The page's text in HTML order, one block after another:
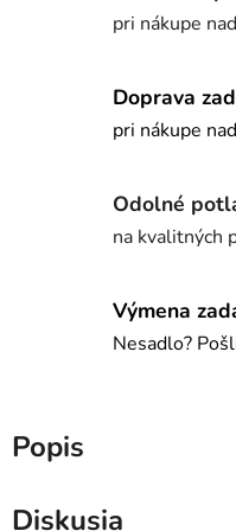
pri nákupe
Doprava
pri nákupe nad
Odolné
na kvalitných
Výmena
Nesadlo?
Popis
Diskusia